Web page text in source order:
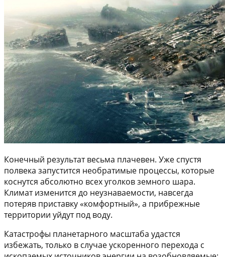
Конечный результат весьма плачевен. Уже спустя
полвека запустится необратимые процессы, которые
коснутся абсолютно всех уголков земного шара.
Климат изменится до неузнаваемости, навсегда
потеряв приставку «комфортный», а прибрежные
территории уйдут под воду.
Катастрофы планетарного масштаба удастся
избежать, только в случае ускоренного перехода с